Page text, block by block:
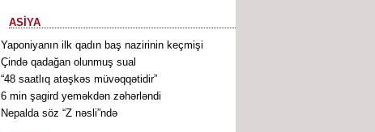
ASİYA
Yaponiyanın ilk qadın baş nazirinin keçmişi
Çində qadağan olunmuş sual
“48 saatlıq atəşkəs müvəqqətidir”
6 min şagird yeməkdən zəhərləndi
Nepalda söz “Z nəsli”ndə